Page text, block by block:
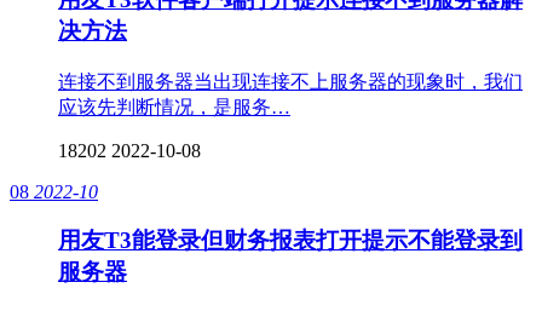
决方法
连接不到服务器当出现连接不上服务器的现象时，我们
应该先判断情况，是服务…
18202 2022-10-08
08 2022-10
用友T3能登录但财务报表打开提示不能登录到
服务器